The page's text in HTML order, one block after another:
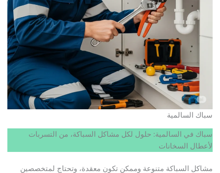
سباك السالمية
سباك في السالمية: حلول لكل مشاكل السباكة، من التسربات
لأعطال السخانات
مشاكل السباكة متنوعة وممكن تكون معقدة، وتحتاج لمتخصصين